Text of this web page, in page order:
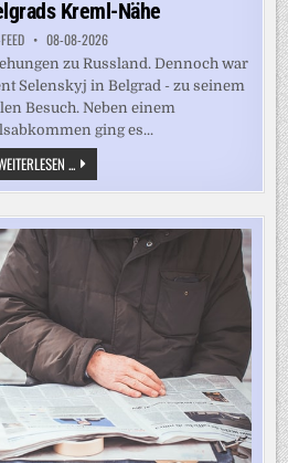
Kreml-Nähe
08-08-2026
zu Russland. Dennoch war
Selenskyj in Belgrad - zu seinem
Besuch. Neben einem
ging es...
... UKRAINE
UND
SERBIEN
STÄRKER
KOOPERIEREN